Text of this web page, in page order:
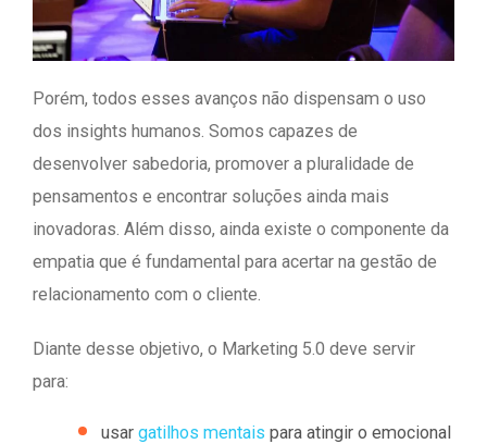
Porém, todos esses avanços não dispensam o uso
dos insights humanos. Somos capazes de
desenvolver sabedoria, promover a pluralidade de
pensamentos e encontrar soluções ainda mais
inovadoras. Além disso, ainda existe o componente da
empatia que é fundamental para acertar na gestão de
relacionamento com o cliente.
Diante desse objetivo, o Marketing 5.0 deve servir
para:
usar gatilhos mentais para atingir o emocional